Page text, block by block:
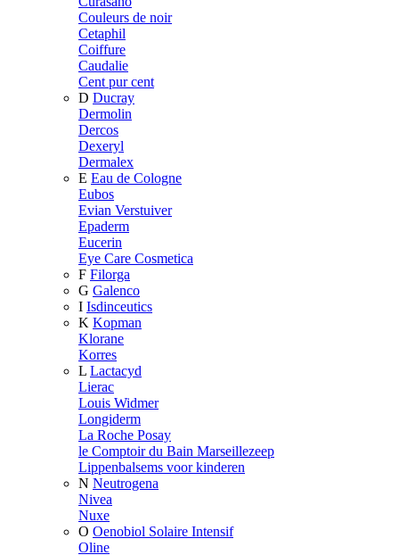
Couleurs de noir
Cetaphil
Coiffure
Caudalie
Cent pur cent
D Ducray
Dermolin
Dercos
Dexeryl
Dermalex
E Eau de Cologne
Eubos
Evian Verstuiver
Epaderm
Eucerin
Eye Care Cosmetica
F Filorga
G Galenco
I Isdinceutics
K Kopman
Klorane
Korres
L Lactacyd
Lierac
Louis Widmer
Longiderm
La Roche Posay
le Comptoir du Bain Marseillezeep
Lippenbalsems voor kinderen
N Neutrogena
Nivea
Nuxe
O Oenobiol Solaire Intensif
Oline